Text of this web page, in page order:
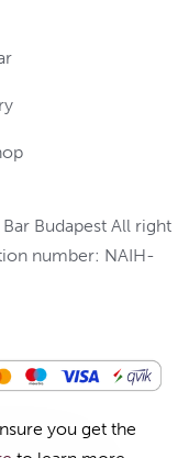
Budapest All right
number: NAIH-
you get the